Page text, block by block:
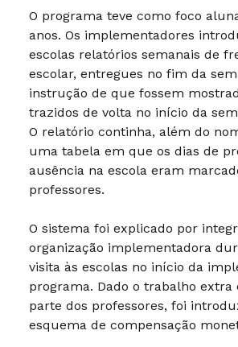
O programa teve como foco
anos. Os implementadores
escolas relatórios semanais de
escolar, entregues no fim da
instrução de que fossem
trazidos de volta no início da
O relatório continha, além do
uma tabela em que os dias de
ausência na escola eram
professores.
O sistema foi explicado por
organização implementadora
visita às escolas no início da
programa. Dado o trabalho extra
parte dos professores, foi
esquema de compensação